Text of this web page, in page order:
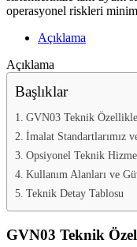
operasyonel riskleri
Açıklama
Açıklama
Başlıklar
GVN03 Teknik
İmalat Standartlarımız
Opsiyonel Teknik
Kullanım Alanları ve
Teknik Detay Tablosu
GVN03 Teknik